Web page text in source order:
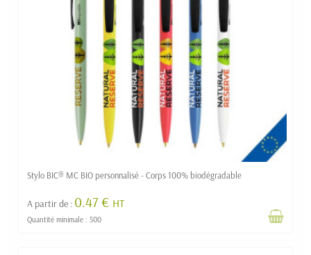
Stylo BIC® MC BIO personnalisé - Corps 100% biodégradable
A partir de : 0.47 € HT
Quantité minimale : 500